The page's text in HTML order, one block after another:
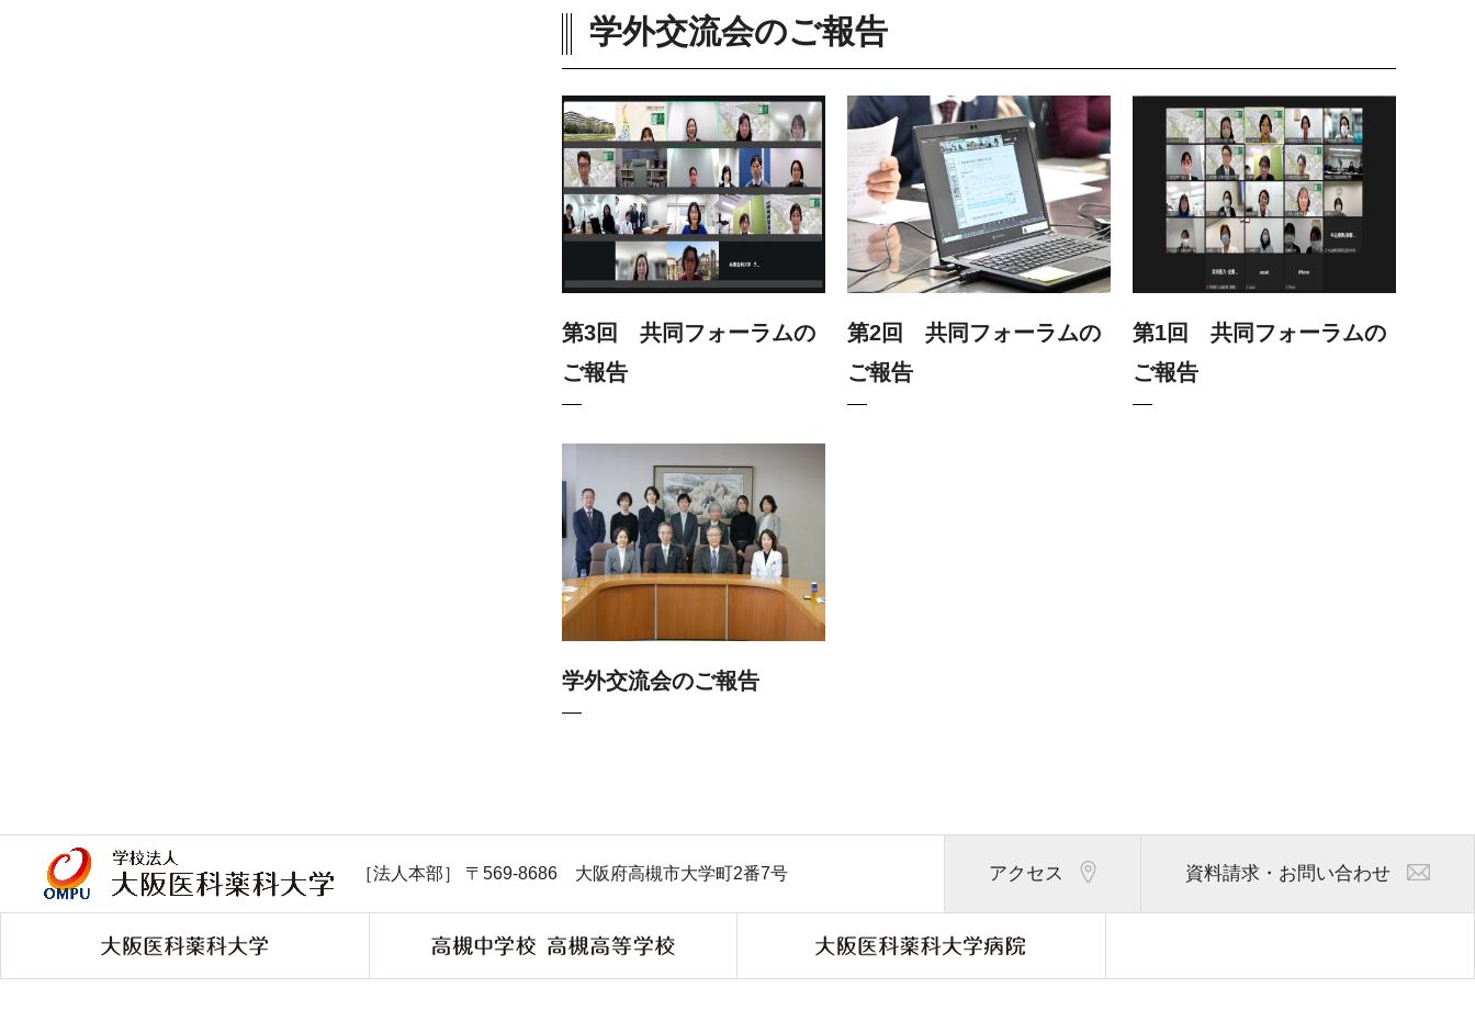
学外交流会のご報告
第3回 共同フォーラムの
ご報告
第2回 共同フォーラムの
ご報告
第1回 共同フォーラムの
ご報告
学外交流会のご報告
［法人本部］ 〒569-8686 大阪府高槻市大学町2番7号 アクセス 資料請求・お問い合わせ